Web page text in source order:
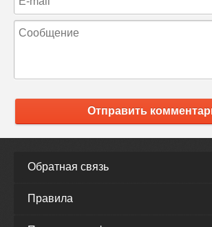
Отправить
Обратная связь
Правила